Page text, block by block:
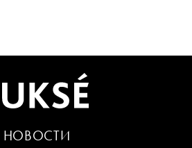
НОВОСТИ